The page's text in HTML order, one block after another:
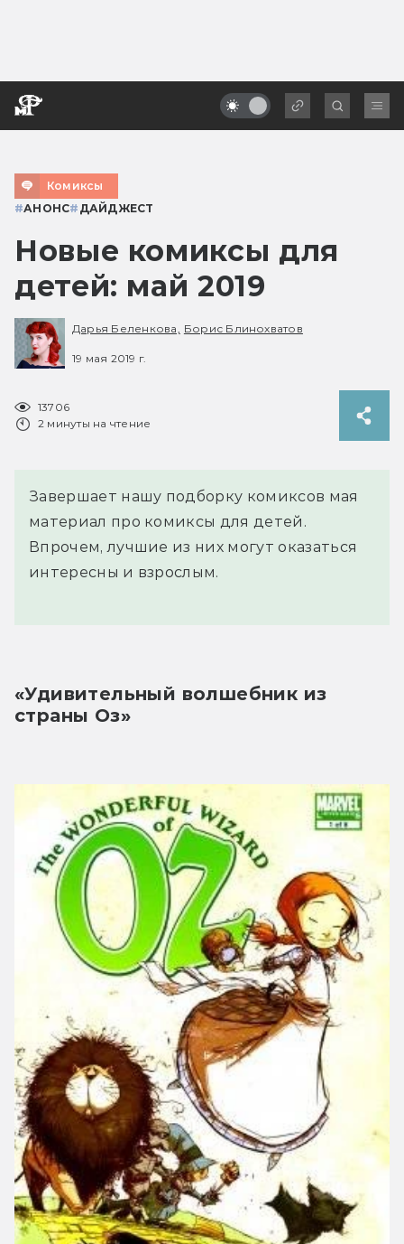
Комиксы
#АНОНС# ДАЙДЖЕСТ
Новые комиксы для
детей: май 2019
Дарья Беленкова, Борис Блинохватов
19 мая 2019 г.
13706
2 минуты на чтение
Завершает нашу подборку комиксов мая
материал про комиксы для детей.
Впрочем, лучшие из них могут оказаться
интересны и взрослым.
«Удивительный волшебник из
страны Оз»